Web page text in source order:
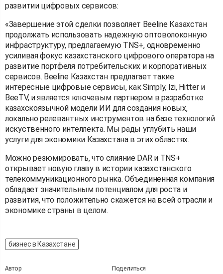
развитии цифровых сервисов:
«Завершение этой сделки позволяет Beeline Казахстан
продолжать использовать надежную оптоволоконную
инфраструктуру, предлагаемую TNS+, одновременно
усиливая фокус казахстанского цифрового оператора на
развитие портфеля потребительских и корпоративных
сервисов. Beeline Казахстан предлагает такие
интересные цифровые сервисы, как Simply, Izi, Hitter и
BeeTV, и является ключевым партнером в разработке
казахскоязычной модели ИИ для создания новых,
локально релевантных инструментов на базе технологий
искуственного интеллекта. Мы рады углубить наши
услуги для экономики Казахстана в этих областях.
Можно резюмировать, что слияние DAR и TNS+
открывает новую главу в истории казахстанского
телекоммуникационного рынка. Объединенная компания
обладает значительным потенциалом для роста и
развития, что положительно скажется на всей отрасли и
экономике страны в целом.
бизнес в Казахстане
Автор Поделиться